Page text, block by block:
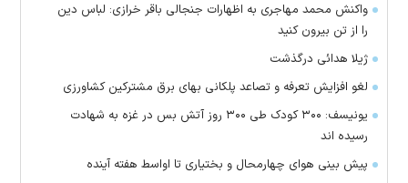
واکنش محمد مهاجری به اظهارات جنجالی باقر خرازی: لباس دین
را از تن بیرون کنید
ژیلا هدائی درگذشت
لغو افزایش تعرفه و تصاعد پلکانی بهای برق مشترکین کشاورزی
یونیسف: ۳۰۰ کودک طی ۳۰۰ روز آتش بس در غزه به شهادت
رسیده اند
پیش بینی هوای چهارمحال و بختیاری تا اواسط هفته آینده